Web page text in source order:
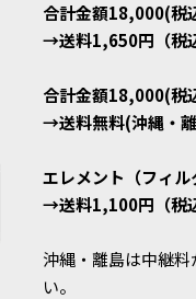
合計金額18,000(税
→送料1,650円（税
合計金額18,000(税
→送料無料(沖縄・
エレメント（フィ
→送料1,100円（税
沖縄・離島は中継
い。